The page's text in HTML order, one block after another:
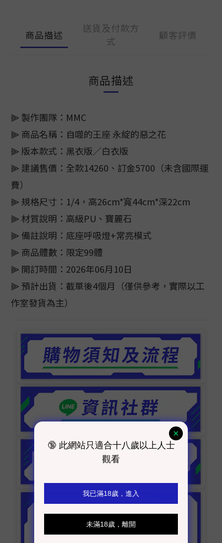
商品描述
送貨及付款方
式
顧客評價
商品描述
⫸ 製作團隊：MMC
⫸ 商品名稱：自噬的王座 永綻的惡之花
⫸ 版本款式：黑衣版／白衣版
⫸ 建議售價：全款14260、訂金5700（未含國際運
費）
⫸ 規格尺寸：1/4，高26cm*寬44cm*深22cm
⫸ 材質說明：高級PU、寶麗石
⫸ 備註說明：底座呼吸燈+常亮模式
⫸ 商品體數：限定99體
⫸ 開訂時間：2026年06月10日
⫸ 預計出貨：截單後4個月（僅供參考，實際以工
作室發貨為主）